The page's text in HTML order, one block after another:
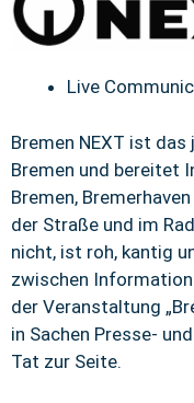
Live
Bremen NEXT ist
Bremen und bereitet
Bremen,
der Straße und im
nicht, ist roh, kantig
zwischen Information
der Veranstaltung
in Sachen Presse-
Tat zur Seite.